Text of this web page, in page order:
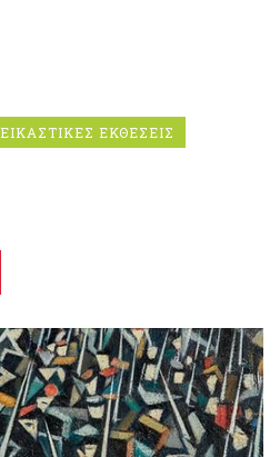
ΕΙΚΑΣΤΙΚΕΣ ΕΚΘΕΣΕΙΣ